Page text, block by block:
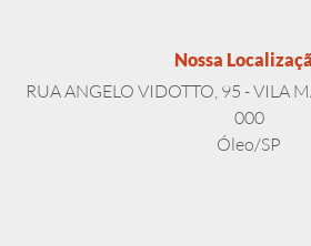
Nossa
RUA ANGELO VIDOTTO, 95 - VILA
000
Óleo/SP